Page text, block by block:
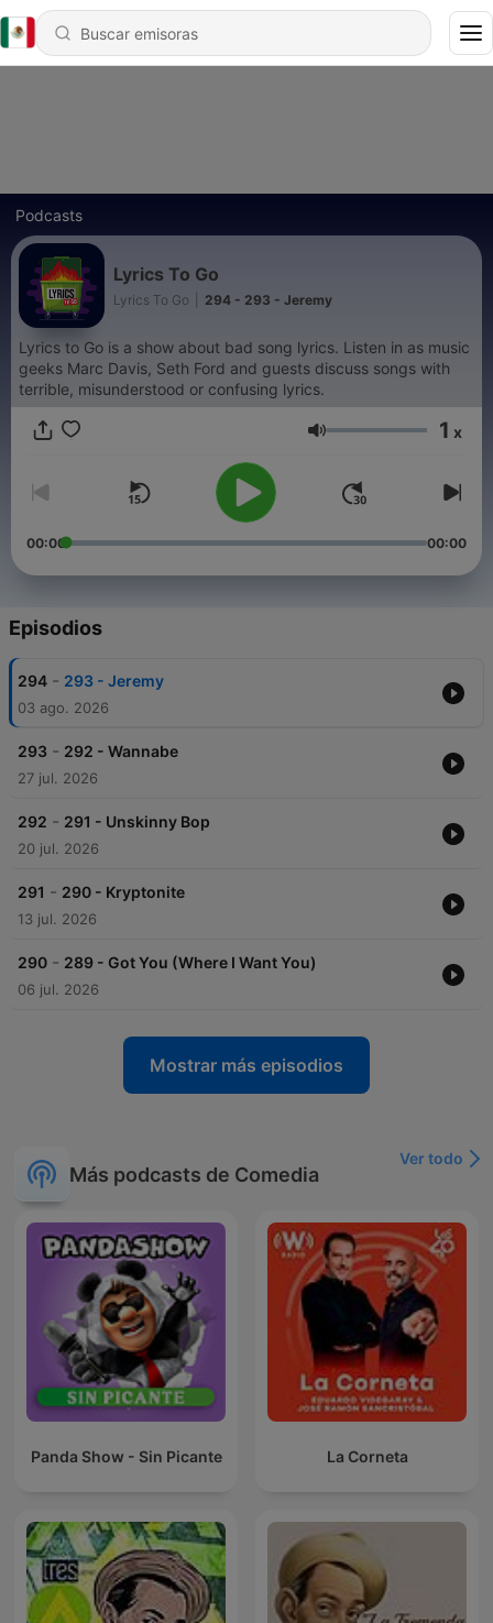
Podcasts
Lyrics To Go
Lyrics To Go 294 - 293 - Jeremy
Lyrics to Go is a show about bad song lyrics. Listen in as music
geeks Marc Davis, Seth Ford and guests discuss songs with
terrible, misunderstood or confusing lyrics.
Volumen 1 x
00:00 00:00
Episodios
294 - 293 - Jeremy
03 ago. 2026
293 - 292 - Wannabe
27 jul. 2026
292 - 291 - Unskinny Bop
20 jul. 2026
291 - 290 - Kryptonite
13 jul. 2026
290 - 289 - Got You (Where I Want You)
06 jul. 2026
Mostrar más episodios
Más podcasts de Comedia
Ver todo
Panda Show - Sin Picante La Corneta